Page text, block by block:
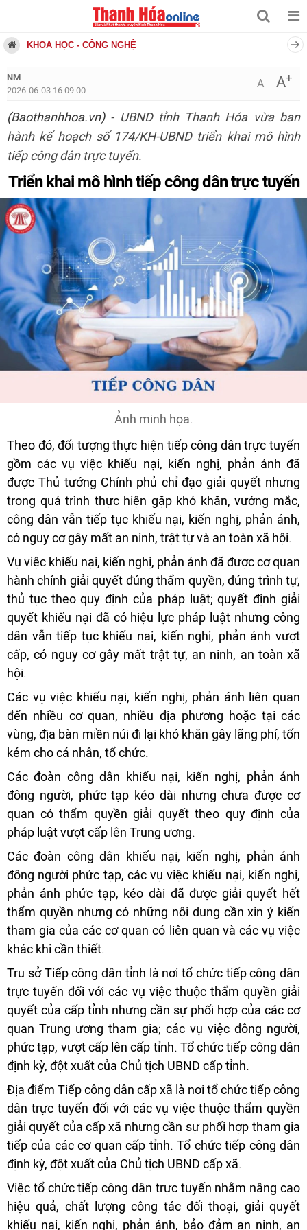
KHOA HỌC - CÔNG NGHỆ
NM
2026-06-03 16:09:00
A A+
(Baothanhhoa.vn)- UBND tỉnh Thanh Hóa vừa ban
hành kế hoạch số 174/KH-UBND triển khai mô hình
tiếp công dân trực tuyến.
Triển khai mô hình tiếp công dân trực tuyến
Ảnh minh họa.
Theo đó, đối tượng thực hiện tiếp công dân trực tuyến
gồm các vụ việc khiếu nại, kiến nghị, phản ánh đã
được Thủ tướng Chính phủ chỉ đạo giải quyết nhưng
trong quá trình thực hiện gặp khó khăn, vướng mắc,
công dân vẫn tiếp tục khiếu nại, kiến nghị, phản ánh,
có nguy cơ gây mất an ninh, trật tự và an toàn xã hội.
Vụ việc khiếu nại, kiến nghị, phản ánh đã được cơ quan
hành chính giải quyết đúng thẩm quyền, đúng trình tự,
thủ tục theo quy định của pháp luật; quyết định giải
quyết khiếu nại đã có hiệu lực pháp luật nhưng công
dân vẫn tiếp tục khiếu nại, kiến nghị, phản ánh vượt
cấp, có nguy cơ gây mất trật tự, an ninh, an toàn xã
hội.
Các vụ việc khiếu nại, kiến nghị, phản ánh liên quan
đến nhiều cơ quan, nhiều địa phương hoặc tại các
vùng, địa bàn miền núi đi lại khó khăn gây lãng phí, tốn
kém cho cá nhân, tổ chức.
Các đoàn công dân khiếu nại, kiến nghị, phản ánh
đông người, phức tạp kéo dài nhưng chưa được cơ
quan có thẩm quyền giải quyết theo quy định của
pháp luật vượt cấp lên Trung ương.
Các đoàn công dân khiếu nại, kiến nghị, phản ánh
đông người phức tạp, các vụ việc khiếu nại, kiến nghị,
phản ánh phức tạp, kéo dài đã được giải quyết hết
thẩm quyền nhưng có những nội dung cần xin ý kiến
tham gia của các cơ quan có liên quan và các vụ việc
khác khi cần thiết.
Trụ sở Tiếp công dân tỉnh là nơi tổ chức tiếp công dân
trực tuyến đối với các vụ việc thuộc thẩm quyền giải
quyết của cấp tỉnh nhưng cần sự phối hợp của các cơ
quan Trung ương tham gia; các vụ việc đông người,
phức tạp, vượt cấp lên cấp tỉnh. Tổ chức tiếp công dân
định kỳ, đột xuất của Chủ tịch UBND cấp tỉnh.
Địa điểm Tiếp công dân cấp xã là nơi tổ chức tiếp công
dân trực tuyến đối với các vụ việc thuộc thẩm quyền
giải quyết của cấp xã nhưng cần sự phối hợp tham gia
tiếp của các cơ quan cấp tỉnh. Tổ chức tiếp công dân
định kỳ, đột xuất của Chủ tịch UBND cấp xã.
Việc tổ chức tiếp công dân trực tuyến nhằm nâng cao
hiệu quả, chất lượng công tác đối thoại, giải quyết
khiếu nại, kiến nghị, phản ánh, bảo đảm an ninh, an